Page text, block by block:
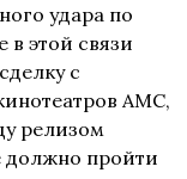
удара по
в этой связи
сделку с
AMC,
релизом
должно пройти